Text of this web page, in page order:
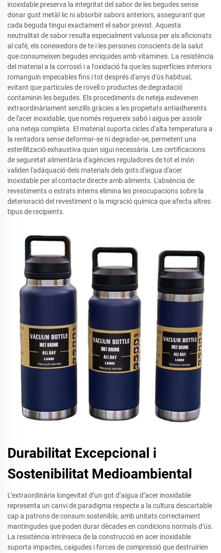
inoxidable preserva la integritat del sabor de les begudes sense
donar gust metàl·lic ni absorbir sabors anteriors, assegurant que
cada beguda tingui exactament el sabor previst. Aquesta
neutralitat de sabor resulta especialment valuosa per als aficionats
al cafè, els coneixedors de te i les persones conscients de la salut
que consumeixen begudes enriquides amb vitamines. La resistència
del material a la corrosió i a l'oxidació fa que les superfícies interiors
romanguin impecables fins i tot després d'anys d'ús habitual,
evitant que partícules de rovell o productes de degradació
contaminin les begudes. Els procediments de neteja esdevenen
extraordinàriament senzills gràcies a les propietats antiadherents
de l'acer inoxidable, que només requereix sabó i aigua per assolir
una neteja completa. El material suporta cicles d'alta temperatura a
la rentadora sense deformar-se ni degradar-se, permetent una
esterilització exhaustiva quan sigui necessària. Les certificacions
de seguretat alimentària d'agències reguladores de tot el món
validen l'adäquació dels materials dels gots d'aigua d'acer
inoxidable per al contacte directe amb aliments. L'absència de
revestiments o estrats interns elimina les preocupacions sobre la
deterioració del revestiment o la migració química que afecta altres
tipus de recipients.
Durabilitat Excepcional i
Sostenibilitat Medioambiental
L’extraordinària longevitat d’un got d’aigua d’acer inoxidable
representa un canvi de paradigma respecte a la cultura descartable
cap a patrons de consum sostenible, amb unitats correctament
mantingudes que poden durar dècades en condicions normals d’ús.
La resistència intrínseca de la construcció en acer inoxidable
suporta impactes, caigudes i forces de compressió que destruirien